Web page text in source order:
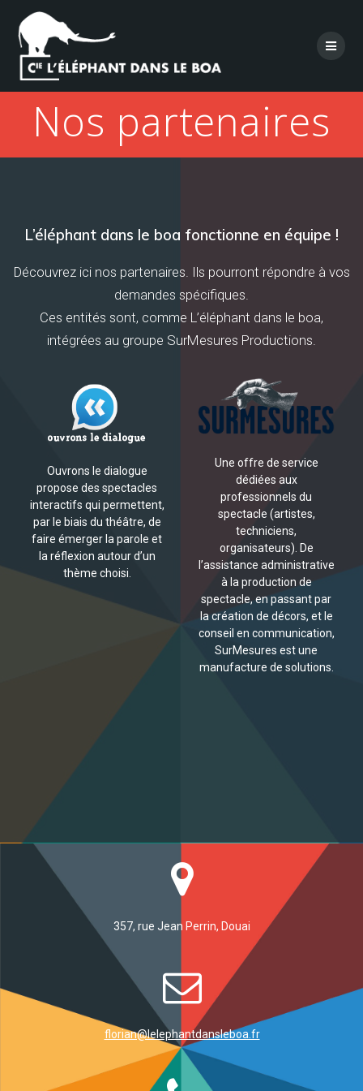
Nos partenaires
L’éléphant dans le boa fonctionne en équipe !
Découvrez ici nos partenaires. Ils pourront répondre à vos
demandes spécifiques.
Ces entités sont, comme L’éléphant dans le boa,
intégrées au groupe SurMesures Productions.
Ouvrons le dialogue
propose des spectacles
interactifs qui permettent,
par le biais du théâtre, de
faire émerger la parole et
la réflexion autour d’un
thème choisi.
Une offre de service
dédiées aux
professionnels du
spectacle (artistes,
techniciens,
organisateurs). De
l’assistance administrative
à la production de
spectacle, en passant par
la création de décors, et le
conseil en communication,
SurMesures est une
manufacture de solutions.
357, rue Jean Perrin, Douai
florian@lelephantdansleboa.fr